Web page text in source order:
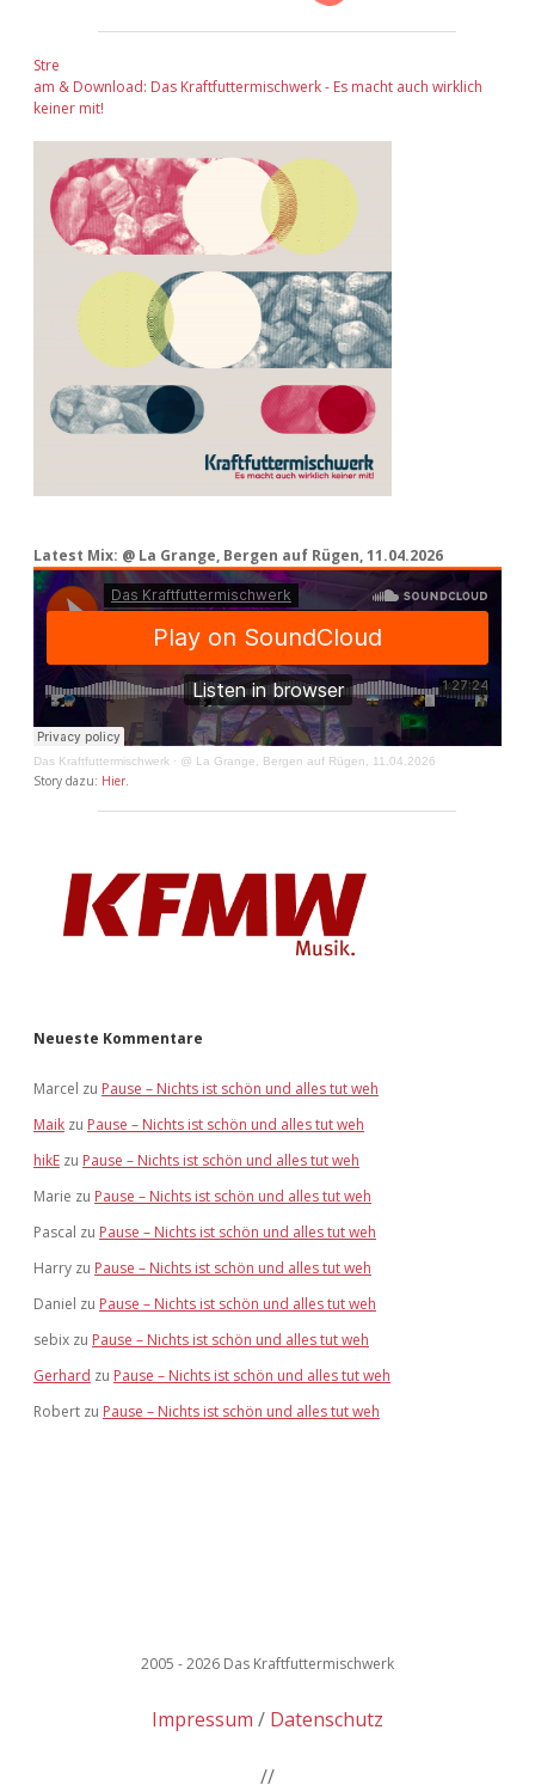
Stre
am & Download: Das Kraftfuttermischwerk - Es macht auch wirklich
keiner mit!
Latest Mix: @ La Grange, Bergen auf Rügen, 11.04.2026
Das Kraftfuttermischwerk · @ La Grange, Bergen auf Rügen, 11.04.2026
Story dazu: Hier.
Neueste Kommentare
Marcel zu Pause – Nichts ist schön und alles tut weh
Maik zu Pause – Nichts ist schön und alles tut weh
hikE zu Pause – Nichts ist schön und alles tut weh
Marie zu Pause – Nichts ist schön und alles tut weh
Pascal zu Pause – Nichts ist schön und alles tut weh
Harry zu Pause – Nichts ist schön und alles tut weh
Daniel zu Pause – Nichts ist schön und alles tut weh
sebix zu Pause – Nichts ist schön und alles tut weh
Gerhard zu Pause – Nichts ist schön und alles tut weh
Robert zu Pause – Nichts ist schön und alles tut weh
2005 - 2026 Das Kraftfuttermischwerk
Impressum Datenschutz
//